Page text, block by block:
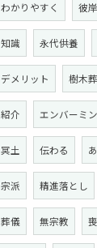
わかりやすく 彼
知識 永代供養
デメリット 樹木葬
紹介 エンバーミ
冥土 伝わる
宗派 精進落とし
葬儀 無宗教